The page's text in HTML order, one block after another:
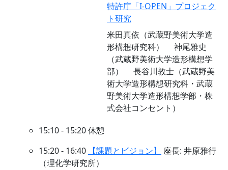
特許庁「I-OPEN」プロジェク
ト研究
米田真依（武蔵野美術大学造
形構想研究科） 神尾雅史
（武蔵野美術大学造形構想学
部） 長谷川敦士（武蔵野美
術大学造形構想研究科・武蔵
野美術大学造形構想学部・株
式会社コンセント）
15:10 - 15:20 休憩
15:20 - 16:40
【課題とビジョン】
座長: 井原雅行
（理化学研究所）